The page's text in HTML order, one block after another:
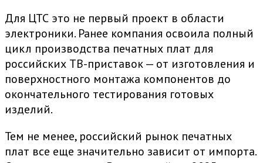
Для ЦТС это не первый проект в области
электроники. Ранее компания освоила полный
цикл производства печатных плат для
российских ТВ-приставок — от изготовления и
поверхностного монтажа компонентов до
окончательного тестирования готовых
изделий.
Тем не менее, российский рынок печатных
плат все еще значительно зависит от импорта.